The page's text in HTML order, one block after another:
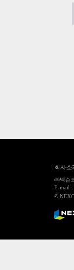
회사소
㈜넥슨
E-mail
©